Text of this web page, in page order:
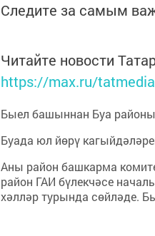
Следите за самым
Читайте новости
https://max.ru/tatmedia
Быел башыннан Буа
Буада юл йөрү
Аны район башкарма
район ГАИ бүлекчәсе
хәлләр турында сөйләде.